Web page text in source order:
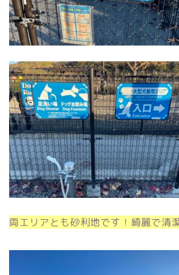
両エリアとも砂利地です！綺麗で清